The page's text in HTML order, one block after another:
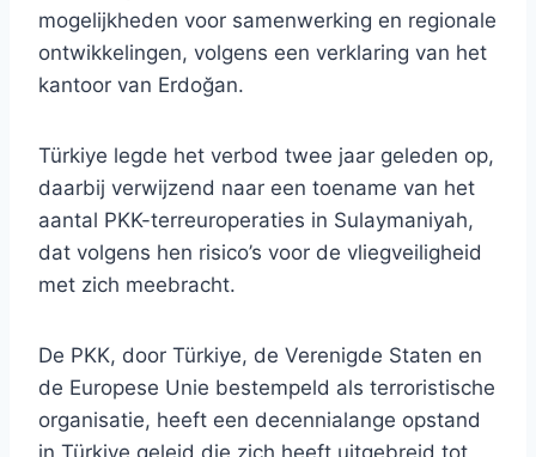
mogelijkheden voor samenwerking en regionale
ontwikkelingen, volgens een verklaring van het
kantoor van Erdoğan.
Türkiye legde het verbod twee jaar geleden op,
daarbij verwijzend naar een toename van het
aantal PKK-terreuroperaties in Sulaymaniyah,
dat volgens hen risico’s voor de vliegveiligheid
met zich meebracht.
De PKK, door Türkiye, de Verenigde Staten en
de Europese Unie bestempeld als terroristische
organisatie, heeft een decennialange opstand